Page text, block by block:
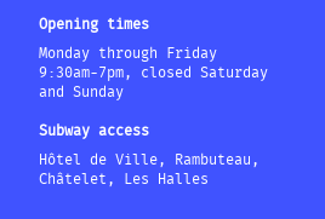
Opening times
Monday through Friday
9:30am-7pm, closed Saturday
and Sunday
Subway access
Hôtel de Ville, Rambuteau,
Châtelet, Les Halles